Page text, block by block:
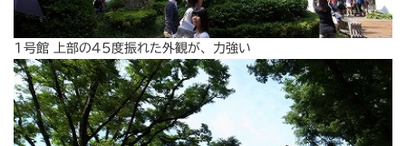
1号館 上部の45度振れた外観が、力強い